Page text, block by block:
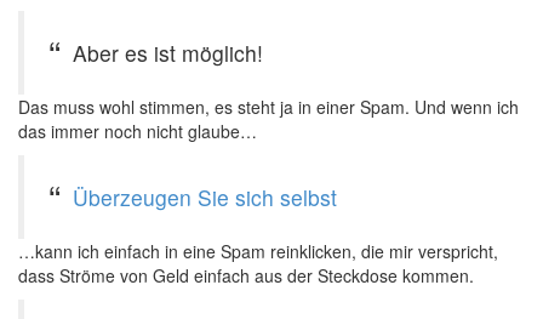
Aber es ist möglich!
Das muss wohl stimmen, es steht ja in einer Spam. Und wenn ich
das immer noch nicht glaube…
Überzeugen Sie sich selbst
…kann ich einfach in eine Spam reinklicken, die mir verspricht,
dass Ströme von Geld einfach aus der Steckdose kommen.